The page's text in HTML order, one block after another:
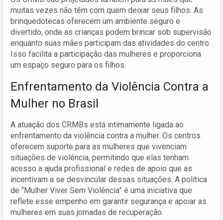
muitas vezes não têm com quem deixar seus filhos. As
brinquedotecas oferecem um ambiente seguro e
divertido, onde as crianças podem brincar sob supervisão
enquanto suas mães participam das atividades do centro.
Isso facilita a participação das mulheres e proporciona
um espaço seguro para os filhos.
Enfrentamento da Violência Contra a
Mulher no Brasil
A atuação dos CRMBs está intimamente ligada ao
enfrentamento da violência contra a mulher. Os centros
oferecem suporte para as mulheres que vivenciam
situações de violência, permitindo que elas tenham
acesso a ajuda profissional e redes de apoio que as
incentivam a se desvincular dessas situações. A política
de “Mulher Viver Sem Violência” é uma iniciativa que
reflete esse empenho em garantir segurança e apoiar as
mulheres em suas jornadas de recuperação.